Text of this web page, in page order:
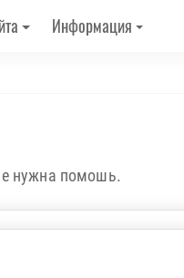
Информация
нужна помошь.